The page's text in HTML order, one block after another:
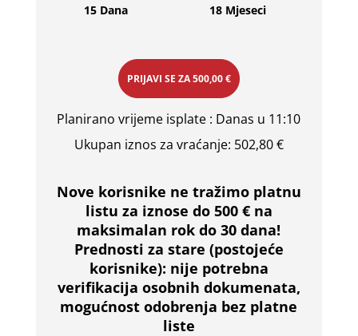
15 Dana 18 Mjeseci
PRIJAVI SE ZA500,00 €
Planirano vrijeme isplate : Danas u 11:10
Ukupan iznos za vraćanje: 502,80 €
Nove korisnike ne tražimo platnu
listu za iznose do 500 € na
maksimalan rok do 30 dana!
Prednosti za stare (postojeće
korisnike): nije potrebna
verifikacija osobnih dokumenata,
mogućnost odobrenja bez platne
liste